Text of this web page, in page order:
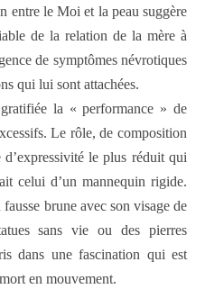
entre le Moi et la peau suggère
de la relation de la mère à
de symptômes névrotiques
qui lui sont attachées.
la « performance » de
Le rôle, de composition
le plus réduit qui
celui d’un mannequin rigide.
brune avec son visage de
sans vie ou des pierres
dans une fascination qui est
en mouvement.